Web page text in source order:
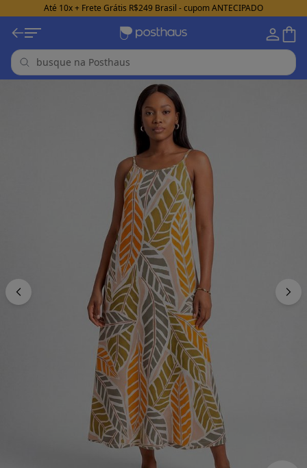
Até 10x + Frete Grátis R$249 Brasil - cupom ANTECIPADO